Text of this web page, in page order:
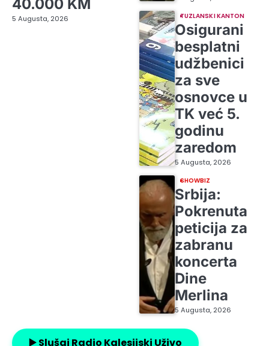
40.000 KM
5 Augusta, 2026 TUZLANSKI KANTON
Osigurani
besplatni
udžbenici
za sve
osnovce u
TK već 5.
godinu
zaredom
5 Augusta, 2026
SHOWBIZ
Srbija:
Pokrenuta
peticija za
zabranu
koncerta
Dine
Merlina
5 Augusta, 2026
▶️ Slušaj Radio Kalesijski Uživo